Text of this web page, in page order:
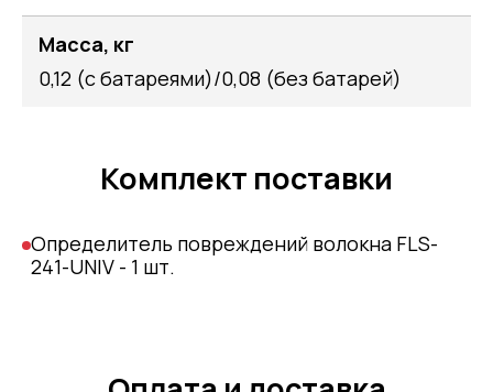
Масса, кг
0,12 (с батареями)/0,08 (без батарей)
Комплект поставки
Определитель повреждений волокна FLS-
241-UNIV - 1 шт.